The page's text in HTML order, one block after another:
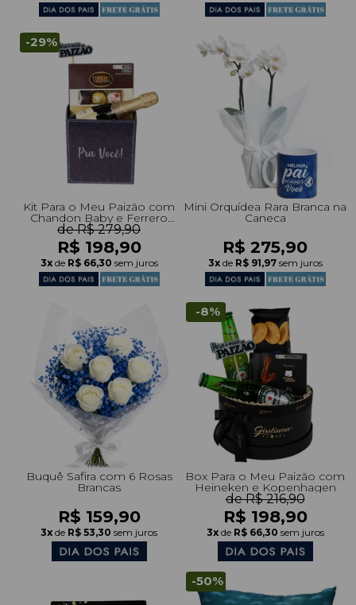
-29%
Kit Para o Meu Paizão com
Chandon Baby e Ferrero
Collection
de R$ 279,90
R$ 198,90
3x de R$ 66,30 sem juros
Mini Orquídea Rara Branca na
Caneca
R$ 275,90
3x de R$ 91,97 sem juros
Buquê Safira com 6 Rosas
Brancas
R$ 159,90
3x de R$ 53,30 sem juros
-8%
Box Para o Meu Paizão com
Heineken e Kopenhagen
de R$ 216,90
R$ 198,90
3x de R$ 66,30 sem juros
-50%